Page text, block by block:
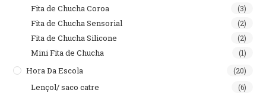
Fita de Chucha Coroa (3)
Fita de Chucha Sensorial (2)
Fita de Chucha Silicone (2)
Mini Fita de Chucha (1)
Hora Da Escola (20)
Lençol/ saco catre (6)